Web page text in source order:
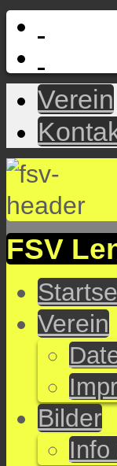
Verein
FSV
Verein
Bilder
Info